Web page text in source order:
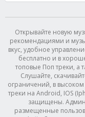
Открывайте новую
рекомендациями и
вкус, удобное
бесплатно и в
топовые Поп треки, а
Слушайте,
ограничений, в
треки на Android, IOS
защищены.
размещенные